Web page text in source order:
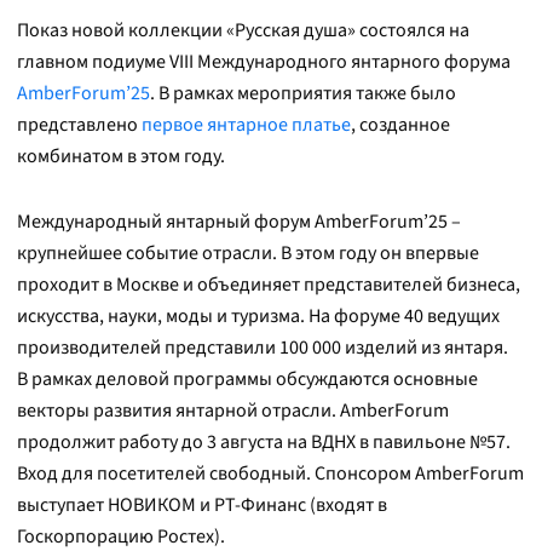
Показ новой коллекции «Русская душа» состоялся на
главном подиуме VIII Международного янтарного форума
AmberForum’25. В рамках мероприятия также было
представлено первое янтарное платье, созданное
комбинатом в этом году.
Международный янтарный форум AmberForum’25 –
крупнейшее событие отрасли. В этом году он впервые
проходит в Москве и объединяет представителей бизнеса,
искусства, науки, моды и туризма. На форуме 40 ведущих
производителей представили 100 000 изделий из янтаря.
В рамках деловой программы обсуждаются основные
векторы развития янтарной отрасли. AmberForum
продолжит работу до 3 августа на ВДНХ в павильоне №57.
Вход для посетителей свободный. Спонсором AmberForum
выступает НОВИКОМ и РТ-Финанс (входят в
Госкорпорацию Ростех).